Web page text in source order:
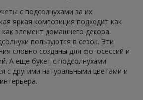
с подсолнухами за их
яркая композиция подходит как
элемент домашнего декора.
пользуются в сезон. Эти
словно созданы для фотосессий и
А ещё букет с подсолнухами
с другими натуральными цветами и